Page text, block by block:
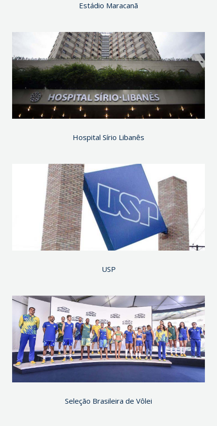
Estádio Maracanã
Hospital Sírio Libanês
USP
Seleção Brasileira de Vôlei